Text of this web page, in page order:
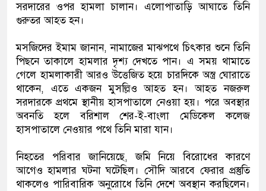
সরদারের ওপর হামলা চালান। এলোপাতাড়ি আঘাতে তিনি
গুরুতর আহত হন।
মসজিদের ইমাম জানান, নামাজের মাঝপথে চিৎকার শুনে তিনি
পিছনে তাকালে হামলার দৃশ্য দেখতে পান। এ সময় থামাতে
গেলে হামলাকারী আরও উত্তেজিত হয়ে চারদিকে অস্ত্র ঘোরাতে
থাকেন, এতে একজন মুসল্লিও আহত হন। আহত নজরুল
সরদারকে প্রথমে স্থানীয় হাসপাতালে নেওয়া হয়। পরে অবস্থার
অবনতি হলে বরিশাল শের-ই-বাংলা মেডিকেল কলেজ
হাসপাতালে নেওয়ার পথে তিনি মারা যান।
নিহতের পরিবার জানিয়েছে, জমি নিয়ে বিরোধের কারণে
আগেও হামলার ঘটনা ঘটেছিল। সৌদি আরবে ফেরার প্রস্তুতি
থাকলেও পারিবারিক অনুরোধে তিনি দেশে অবস্থান করছিলেন।